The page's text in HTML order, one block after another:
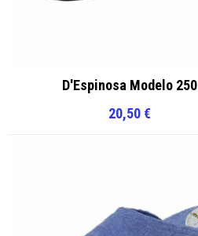
D'Espinosa Modelo 250
20,50€